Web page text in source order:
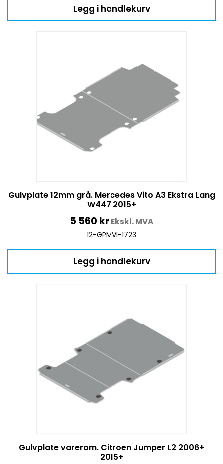
Legg i handlekurv
Gulvplate 12mm grå. Mercedes Vito A3 Ekstra Lang
W447 2015+
5 560 kr Ekskl. MVA
12-GPMVI-1723
Legg i handlekurv
Gulvplate varerom. Citroen Jumper L2 2006+
2015+